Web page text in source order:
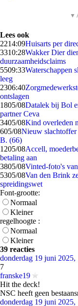
▼
Lees ook
2214:09Huisarts per
3310:28Wakker Dier
duurzaamheidsclaims
5509:33Waterschappen
leeg
2306:40
ontslagen
1805/08Datalek bij Bol
partner Ceva
3405/08Kind overleden
605/08Nieuw slachtoffer
B. (66)
1205/08Accell,
betaling aan
3805/08Vinted-foto's
5305/08Van den Brink
spreidingswet
Font-grootte:
Normaal
Kleiner
regelhoogte :
Normaal
Kleiner
39 reacties
donderdag 19 juni 2025,
7
franske19
Hit the deck!
NSC heeft geen
donderdag 19 juni 2025,